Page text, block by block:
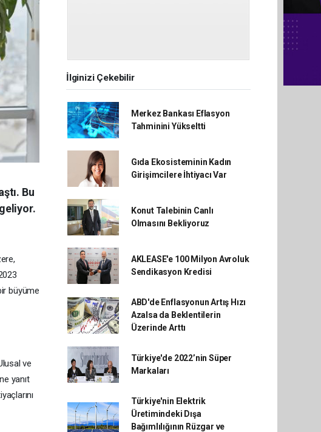
Bu
büyüme
ve
yanıt
İlginizi Çekebilir
Merkez Bankası Eflasyon
Tahminini Yükseltti
Gıda Ekosisteminin Kadın
Girişimcilere İhtiyacı Var
Konut Talebinin Canlı
Olmasını Bekliyoruz
AKLEASE'e 100 Milyon Avroluk
Sendikasyon Kredisi
ABD'de Enflasyonun Artış Hızı
Azalsa da Beklentilerin
Üzerinde Arttı
Türkiye'de 2022’nin Süper
Markaları
Türkiye'nin Elektrik
Üretimindeki Dışa
Bağımlılığının Rüzgar ve